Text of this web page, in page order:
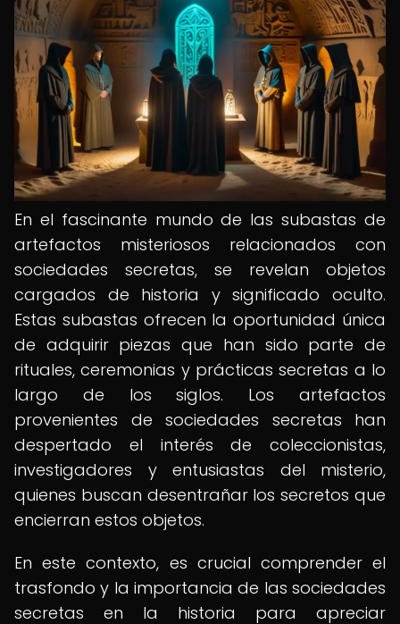
En el fascinante mundo de las subastas de
artefactos misteriosos relacionados con
sociedades secretas, se revelan objetos
cargados de historia y significado oculto.
Estas subastas ofrecen la oportunidad única
de adquirir piezas que han sido parte de
rituales, ceremonias y prácticas secretas a lo
largo de los siglos. Los artefactos
provenientes de sociedades secretas han
despertado el interés de coleccionistas,
investigadores y entusiastas del misterio,
quienes buscan desentrañar los secretos que
encierran estos objetos.
En este contexto, es crucial comprender el
trasfondo y la importancia de las sociedades
secretas en la historia para apreciar